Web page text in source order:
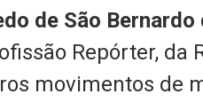
de São Bernardo
Repórter, da
movimentos de